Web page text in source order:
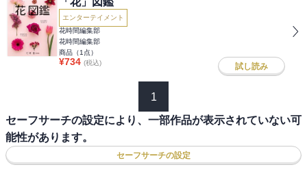
エンターテイメント
花時間編集部
花時間編集部
商品（1 点）
¥734 (税込) 試し読み
1
セーフサーチの設定により、一部作品が表示されていない可
能性があります。
セーフサーチの設定